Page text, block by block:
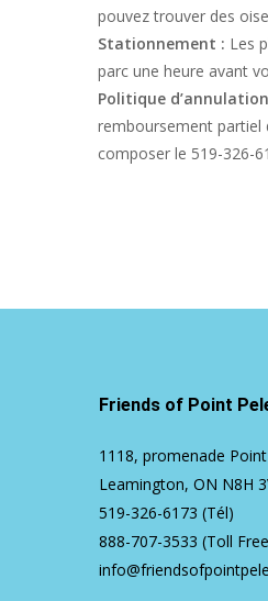
pouvez trouver des
Stationnement : Les
parc une heure avant
Politique d’annulation
remboursement partiel
composer le 519-326-
Friends of Point
1118, promenade
Leamington, ON N8H
519-326-6173 (Tél)
888-707-3533 (Toll